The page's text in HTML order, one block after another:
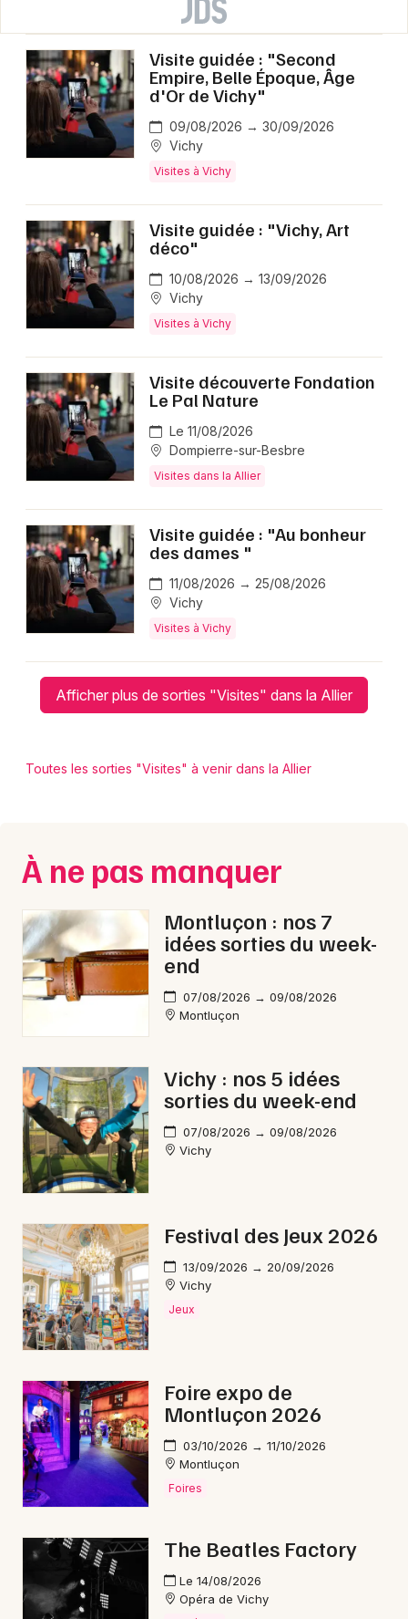
Visite guidée : "Second
Empire, Belle Époque, Âge
d'Or de Vichy"
09/08/2026 → 30/09/2026
Vichy
Visites à Vichy
Visite guidée : "Vichy, Art
déco"
10/08/2026 → 13/09/2026
Vichy
Visites à Vichy
Visite découverte Fondation
Le Pal Nature
Le 11/08/2026
Dompierre-sur-Besbre
Visites dans la Allier
Visite guidée : "Au bonheur
des dames "
11/08/2026 → 25/08/2026
Vichy
Visites à Vichy
Afficher plus de sorties "Visites" dans la Allier
Toutes les sorties "Visites" à venir dans la Allier
À ne pas manquer
Montluçon : nos 7
idées sorties du week-
end
07/08/2026 → 09/08/2026
Montluçon
Vichy : nos 5 idées
sorties du week-end
07/08/2026 → 09/08/2026
Vichy
Festival des Jeux 2026
13/09/2026 → 20/09/2026
Vichy
Jeux
Foire expo de
Montluçon 2026
03/10/2026 → 11/10/2026
Montluçon
Foires
The Beatles Factory
Le 14/08/2026
Opéra de Vichy